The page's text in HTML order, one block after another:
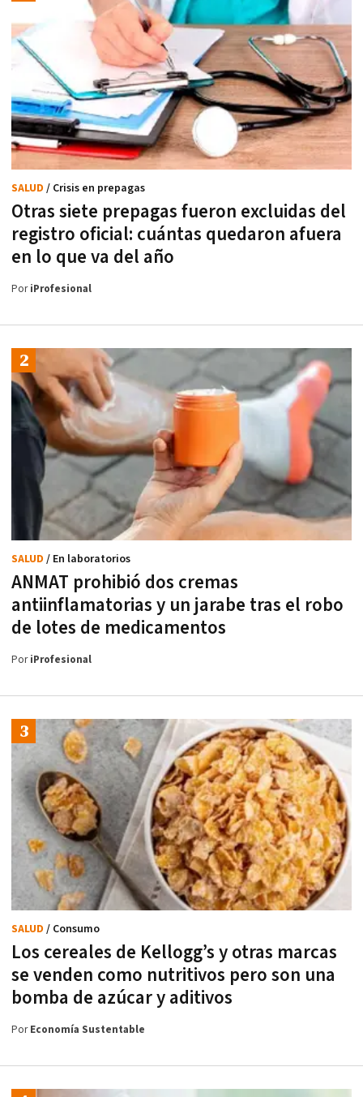
Otras siete prepagas fueron excluidas del
registro oficial: cuántas quedaron afuera
en lo que va del año
SALUD / Crisis en prepagas
PoriProfesional
ANMAT prohibió dos cremas
antiinflamatorias y un jarabe tras el robo
de lotes de medicamentos
SALUD / En laboratorios
PoriProfesional
Los cereales de Kellogg’s y otras marcas
se venden como nutritivos pero son una
bomba de azúcar y aditivos
SALUD / Consumo
PorEconomía Sustentable